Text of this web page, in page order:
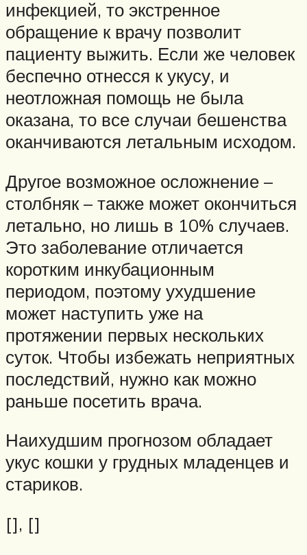
инфекцией, то экстренное
обращение к врачу позволит
пациенту выжить. Если же человек
беспечно отнесся к укусу, и
неотложная помощь не была
оказана, то все случаи бешенства
оканчиваются летальным исходом.
Другое возможное осложнение –
столбняк – также может окончиться
летально, но лишь в 10% случаев.
Это заболевание отличается
коротким инкубационным
периодом, поэтому ухудшение
может наступить уже на
протяжении первых нескольких
суток. Чтобы избежать неприятных
последствий, нужно как можно
раньше посетить врача.
Наихудшим прогнозом обладает
укус кошки у грудных младенцев и
стариков.
[], []